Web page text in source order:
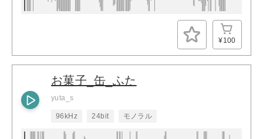
¥100
お菓子_缶_ふた
yuta_s
96kHz 24bit モノラル